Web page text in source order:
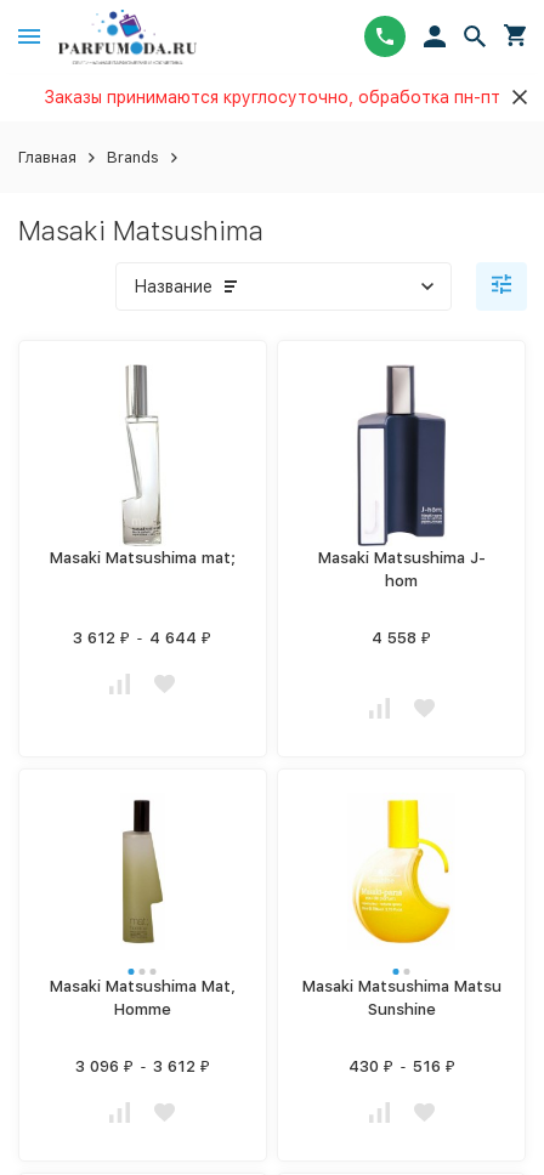
Заказы принимаются круглосуточно, обработка пн-пт
Главная Brands
Masaki Matsushima
Название
Masaki Matsushima mat;
3 612₽ - 4 644₽
Masaki Matsushima J-
hom
4 558₽
Masaki Matsushima Mat,
Homme
3 096 ₽ - 3 612 ₽
Masaki Matsushima Matsu
Sunshine
430 ₽ - 516 ₽